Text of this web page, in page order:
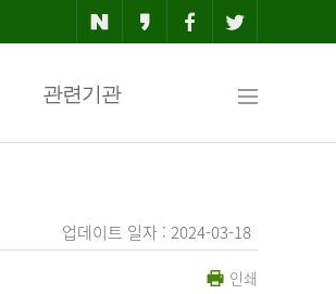
관련기관
업데이트 일자 : 2024-03-18
인쇄